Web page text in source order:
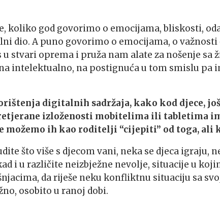
koliko god govorimo o emocijama, bliskosti,
dio. A puno govorimo o emocijama, o
stvari oprema i pruža nam alate za nošenje sa
intelektualno, na postignuća u tom smislu pa
digitalnih sadržaja, kako kod djece,
izloženosti mobitelima ili tabletima
možemo ih kao roditelji “cijepiti” od toga, ali
što više s djecom vani, neka se djeca igraju,
i u različite neizbježne nevolje, situacije u
da riješe neku konfliktnu situaciju sa
osobito u ranoj dobi.